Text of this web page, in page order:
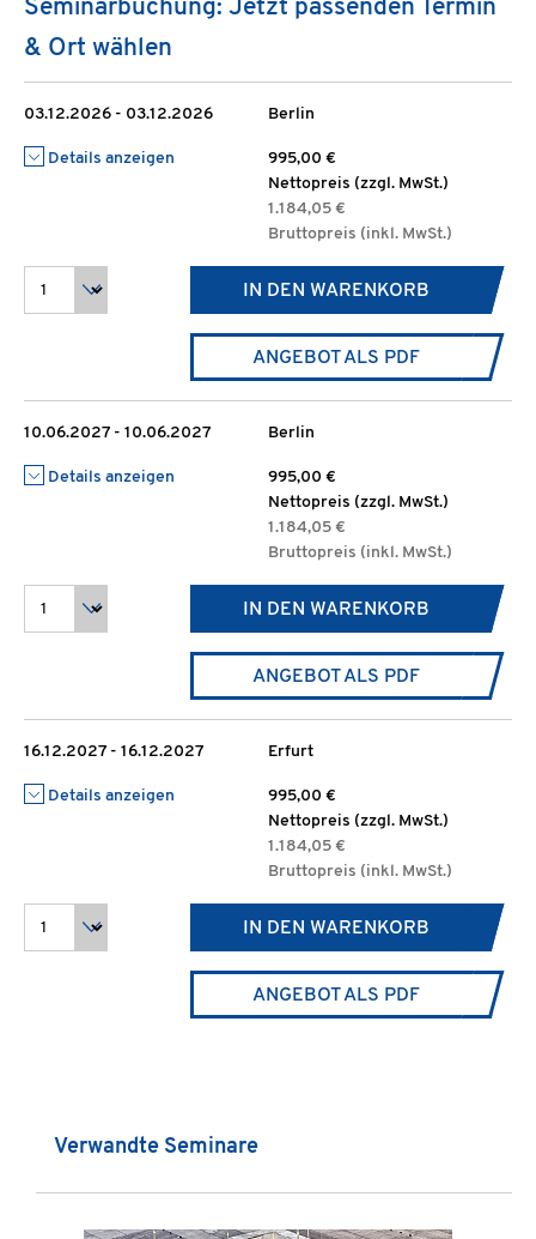
Seminarbuchung: Jetzt passenden Termin
& Ort wählen
03.12.2026 - 03.12.2026 Berlin
Details anzeigen
995,00 €
Nettopreis (zzgl. MwSt.)
1.184,05 €
Bruttopreis (inkl. MwSt.)
IN DEN WARENKORB
ANGEBOT ALS PDF
10.06.2027 - 10.06.2027 Berlin
Details anzeigen
995,00 €
Nettopreis (zzgl. MwSt.)
1.184,05 €
Bruttopreis (inkl. MwSt.)
IN DEN WARENKORB
ANGEBOT ALS PDF
16.12.2027 - 16.12.2027 Erfurt
Details anzeigen
995,00 €
Nettopreis (zzgl. MwSt.)
1.184,05 €
Bruttopreis (inkl. MwSt.)
IN DEN WARENKORB
ANGEBOT ALS PDF
Produktgalerie überspringen
Verwandte Seminare